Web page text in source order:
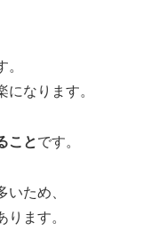
なります。
ことです。
ため、
ます。